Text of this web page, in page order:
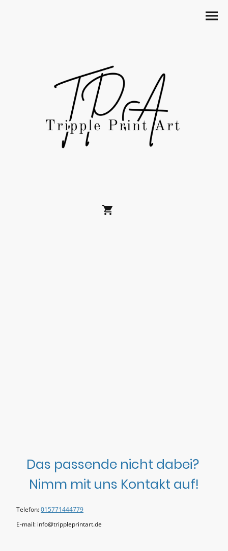
Das passende nicht dabei?
Nimm mit uns Kontakt auf!
Telefon:015771444779
E-mail: info@trippleprintart.de